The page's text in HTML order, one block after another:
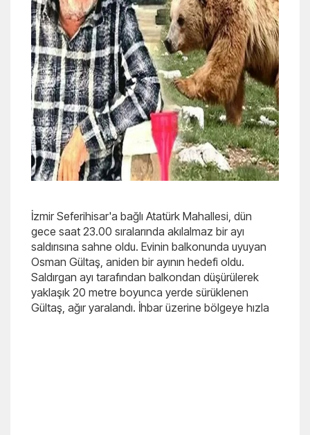
İzmir Seferihisar'a bağlı Atatürk Mahallesi, dün
gece saat 23.00 sıralarında akılalmaz bir ayı
saldırısına sahne oldu. Evinin balkonunda uyuyan
Osman Gültaş, aniden bir ayının hedefi oldu.
Saldırgan ayı tarafından balkondan düşürülerek
yaklaşık 20 metre boyunca yerde sürüklenen
Gültaş, ağır yaralandı. İhbar üzerine bölgeye hızla